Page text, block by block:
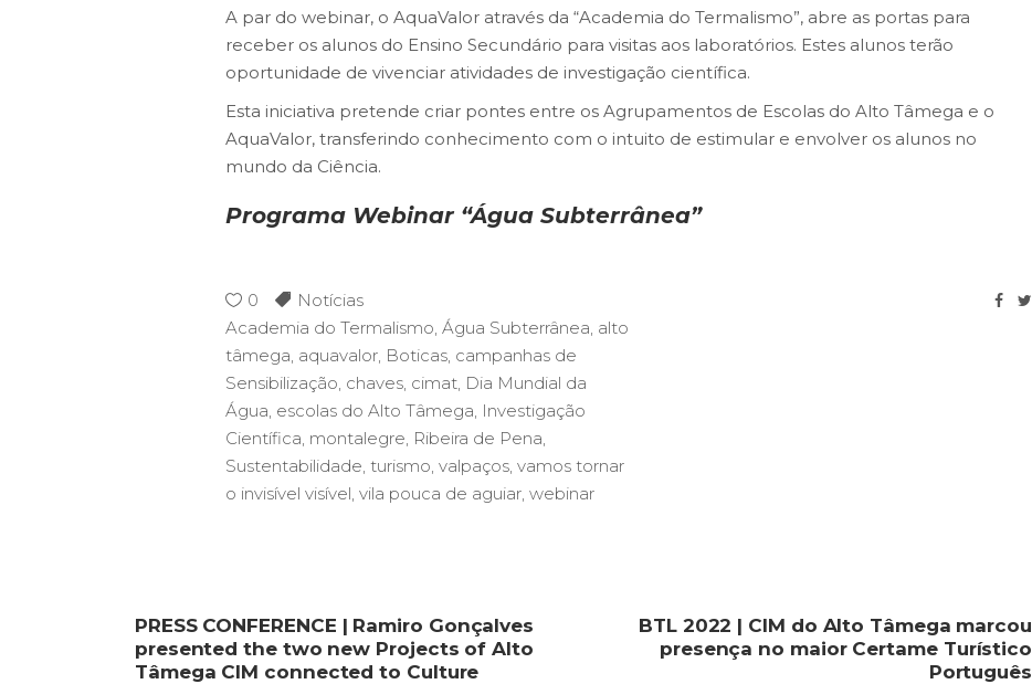
A par do webinar, o AquaValor através da “Academia do Termalismo”, abre as portas para
receber os alunos do Ensino Secundário para visitas aos laboratórios. Estes alunos terão
oportunidade de vivenciar atividades de investigação científica.
Esta iniciativa pretende criar pontes entre os Agrupamentos de Escolas do Alto Tâmega e o
AquaValor, transferindo conhecimento com o intuito de estimular e envolver os alunos no
mundo da Ciência.
Programa Webinar “Água Subterrânea”
0
Notícias
Academia do Termalismo, Água Subterrânea, alto
tâmega, aquavalor, Boticas, campanhas de
Sensibilização, chaves, cimat, Dia Mundial da
Água, escolas do Alto Tâmega, Investigação
Científica, montalegre, Ribeira de Pena,
Sustentabilidade, turismo, valpaços, vamos tornar
o invisível visível, vila pouca de aguiar, webinar
PRESS CONFERENCE | Ramiro Gonçalves
presented the two new Projects of Alto
Tâmega CIM connected to Culture
BTL 2022 | CIM do Alto Tâmega marcou
presença no maior Certame Turístico
Português